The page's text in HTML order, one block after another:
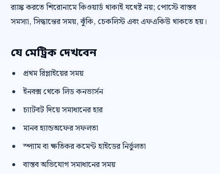
র‍্যাঙ্ক করতে শিরোনামে কিওয়ার্ড থাকাই যথেষ্ট নয়; পোস্টে বাস্তব
সমস্যা, সিদ্ধান্তের সময়, ঝুঁকি, চেকলিস্ট এবং এফএকিউ থাকতে হয়।
যে মেট্রিক দেখবেন
প্রথম রিপ্লাইয়ের সময়
ইনবক্স থেকে লিড কনভার্সন
চ্যাটবট দিয়ে সমাধানের হার
মানব হ্যান্ডঅফের সফলতা
স্প্যাম বা ক্ষতিকর কমেন্ট হাইডের নির্ভুলতা
বাস্তব অভিযোগ সমাধানের সময়